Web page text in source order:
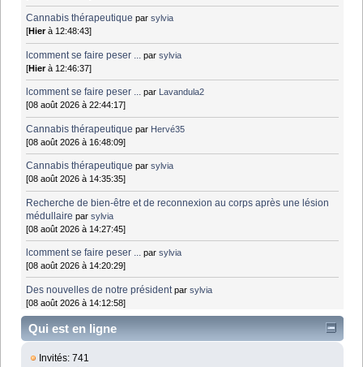
Cannabis thérapeutique parsylvia
[Hierà 12:48:43]
lcomment se faire peser ... parsylvia
[Hierà 12:46:37]
lcomment se faire peser ... par
Lavandula2
[08 août 2026 à 22:44:17]
Cannabis thérapeutique par Hervé35
[08 août 2026 à 16:48:09]
Cannabis thérapeutique parsylvia
[08 août 2026 à 14:35:35]
Recherche de bien-être et de reconnexion au corps après une lésion
médullaire parsylvia
[08 août 2026 à 14:27:45]
lcomment se faire peser ... parsylvia
[08 août 2026 à 14:20:29]
Des nouvelles de notre président parsylvia
[08 août 2026 à 14:12:58]
Qui est en ligne
Invités: 741